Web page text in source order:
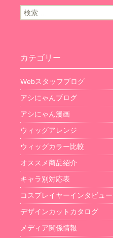
検索:
カテゴリー
Webスタッフブログ
アシにゃんブログ
アシにゃん漫画
ウィッグアレンジ
ウィッグカラー比較
オススメ商品紹介
キャラ別対応表
コスプレイヤーインタビュー
デザインカットカタログ
メディア関係情報